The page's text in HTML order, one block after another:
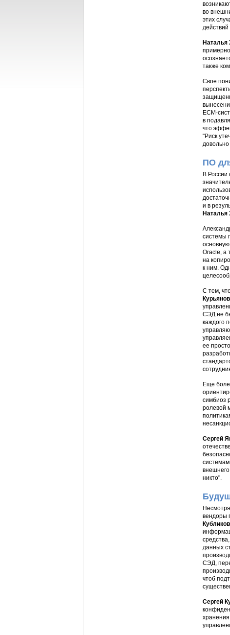
во
этих
Наталья
также
Свое
ECM-
в
что
"Риск
ПО
В России
и в
Наталья
системы
Oracle, а
на
к ним.
С тем,
Курьянов
СЭД не
каждого
ее
Еще
симбиоз
ролевой
Сергей
никто".
вендоры
данных
СЭД,
чтоб
Сергей